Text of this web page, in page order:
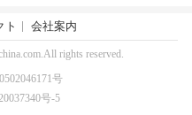
ト 会社案内
rights reserved.
号
号-5